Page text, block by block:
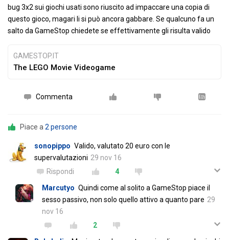
bug 3x2 sui giochi usati sono riuscito ad impaccare una copia di
questo gioco, magari li si può ancora gabbare. Se qualcuno fa un
salto da GameStop chiedete se effettivamente gli risulta valido
GAMESTOP.IT
The LEGO Movie Videogame
Commenta
Piace a 2 persone
sonopippo Valido, valutato 20 euro con le
supervalutazioni 29 nov 16
Rispondi
4
Marcutyo Quindi come al solito a GameStop piace il
sesso passivo, non solo quello attivo a quanto pare 29
nov 16
2